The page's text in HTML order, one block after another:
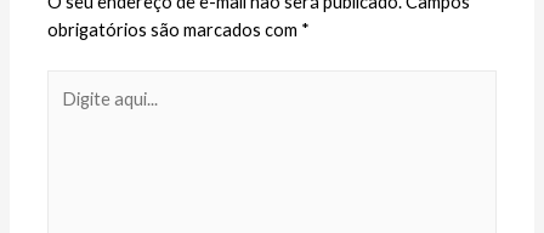
obrigatórios são marcados com *